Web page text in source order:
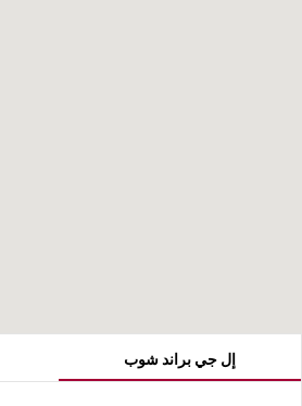
إل جي براند شوب